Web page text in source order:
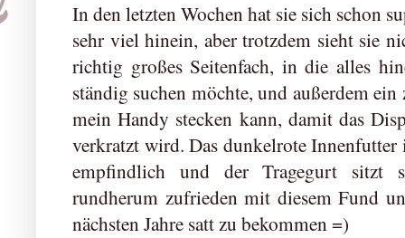
In den letzten Wochen hat sie sich schon
sehr viel hinein, aber trotzdem sieht sie
richtig großes Seitenfach, in die alles
ständig suchen möchte, und außerdem
mein Handy stecken kann, damit das
verkratzt wird. Das dunkelrote Innenfutter
empfindlich und der Tragegurt sitzt
rundherum zufrieden mit diesem Fund
nächsten Jahre satt zu bekommen =)